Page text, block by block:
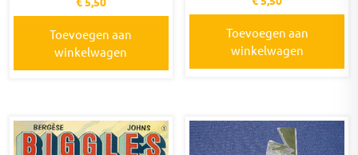
Toevoegen aan
winkelwagen
Toevoegen aan
winkelwagen